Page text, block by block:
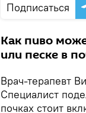
Подписаться
Как пиво
или песке в
Врач-терапевт
Специалист
почках стоит